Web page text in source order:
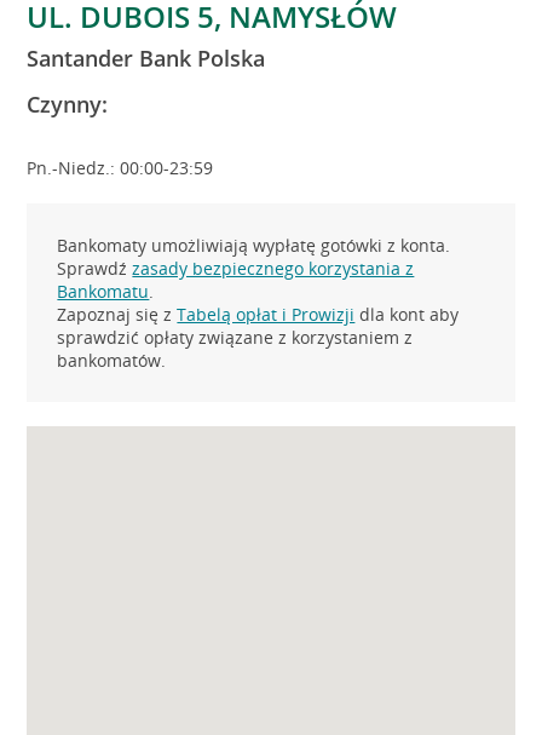
UL. DUBOIS 5, NAMYSŁÓW
Santander Bank Polska
Czynny:
Pn.-Niedz.: 00:00-23:59
Bankomaty umożliwiają wypłatę gotówki z konta.
Sprawdźzasady bezpiecznego korzystania z
Bankomatu.
Zapoznaj się zTabelą opłat i Prowizji dla kont aby
sprawdzić opłaty związane z korzystaniem z
bankomatów.